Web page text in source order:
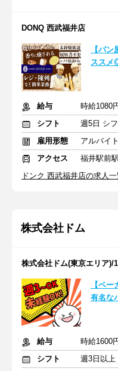
DONQ 西武福井店
【パ
ススメ
給与
シフト
週5日 シ
雇用形態
アルバイ
アクセス
福井駅前
ドンク 西武福井店の求人
株式会社ドム
株式会社ドム(東京エリア)/
【ベ
有名な
給与
時給1600
シフト
週3日以上